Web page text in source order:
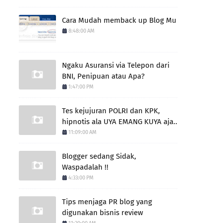
Cara Mudah memback up Blog Mu
8:48:00 AM
Ngaku Asuransi via Telepon dari
BNI, Penipuan atau Apa?
1:47:00 PM
Tes kejujuran POLRI dan KPK,
hipnotis ala UYA EMANG KUYA aja..
11:09:00 AM
Blogger sedang Sidak,
Waspadalah !!
4:33:00 PM
Tips menjaga PR blog yang
digunakan bisnis review